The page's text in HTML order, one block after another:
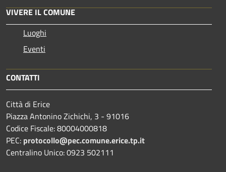
VIVERE IL COMUNE
Luoghi
Eventi
CONTATTI
Città di Erice
Piazza Antonino Zichichi, 3 - 91016
Codice Fiscale: 80004000818
PEC: protocollo@pec.comune.erice.tp.it
Centralino Unico: 0923 502111